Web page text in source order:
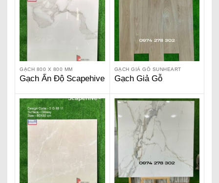
GẠCH 800 X 800 MM
Gạch Ấn Độ Scapehive
Nueva SG 8802
GẠCH GIẢ GỖ SUNHEART
Gạch Giả Gỗ
Cream SW 212 01